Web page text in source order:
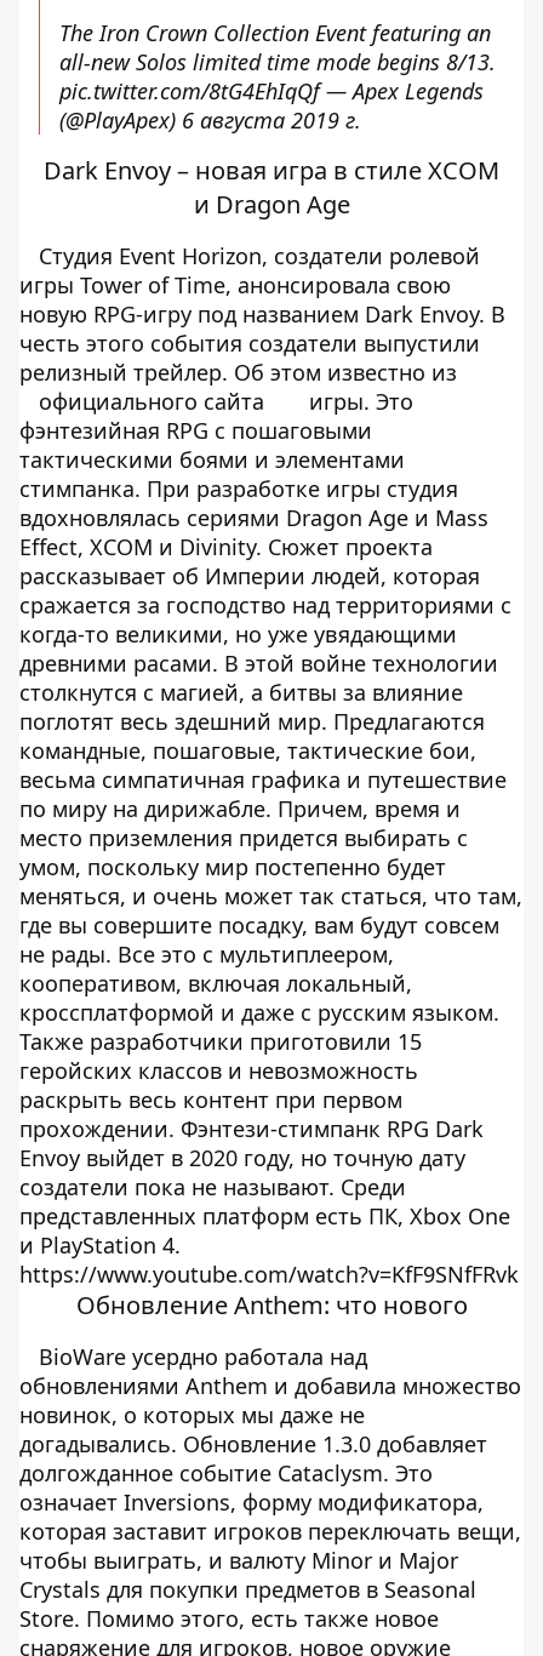
The Iron Crown Collection Event featuring an
all-new Solos limited time mode begins 8/13.
pic.twitter.com/8tG4EhIqQf— Apex Legends
(@PlayApex) 6 августа 2019 г.
Dark Envoy – новая игра в стиле XCOM
и Dragon Age
Студия Event Horizon, создатели ролевой
игры Tower of Time, анонсировала свою
новую RPG-игру под названием Dark Envoy. В
честь этого события создатели выпустили
релизный трейлер. Об этом известно из
официального сайта
игры. Это
фэнтезийная RPG с пошаговыми
тактическими боями и элементами
стимпанка. При разработке игры студия
вдохновлялась сериями Dragon Age и Mass
Effect, XCOM и Divinity. Сюжет проекта
рассказывает об Империи людей, которая
сражается за господство над территориями с
когда-то великими, но уже увядающими
древними расами. В этой войне технологии
столкнутся с магией, а битвы за влияние
поглотят весь здешний мир. Предлагаются
командные, пошаговые, тактические бои,
весьма симпатичная графика и путешествие
по миру на дирижабле. Причем, время и
место приземления придется выбирать с
умом, поскольку мир постепенно будет
меняться, и очень может так статься, что там,
где вы совершите посадку, вам будут совсем
не рады. Все это с мультиплеером,
кооперативом, включая локальный,
кроссплатформой и даже с русским языком.
Также разработчики приготовили 15
геройских классов и невозможность
раскрыть весь контент при первом
прохождении. Фэнтези-стимпанк RPG Dark
Envoy выйдет в 2020 году, но точную дату
создатели пока не называют. Среди
представленных платформ есть ПК, Xbox One
и PlayStation 4.
https://www.youtube.com/watch?v=KfF9SNfFRvk
Обновление Anthem: что нового
BioWare усердно работала над
обновлениями Anthem и добавила множество
новинок, о которых мы даже не
догадывались. Обновление 1.3.0 добавляет
долгожданное событие Cataclysm. Это
означает Inversions, форму модификатора,
которая заставит игроков переключать вещи,
чтобы выиграть, и валюту Minor и Major
Crystals для покупки предметов в Seasonal
Store. Помимо этого, есть также новое
снаряжение для игроков, новое оружие